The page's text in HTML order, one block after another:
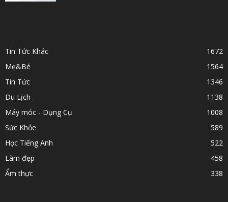
Tin Tức Khác
1672
Mẹ&Bé
1564
Tin Tức
1346
Du Lịch
1138
Máy móc - Dụng Cụ
1008
Sức Khỏe
589
Học Tiếng Anh
522
Làm đẹp
458
Ẩm thực
338